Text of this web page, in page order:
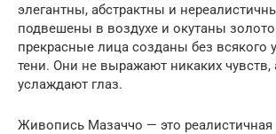
элегантны, абстрактны и
подвешены в воздухе и окутаны
прекрасные лица созданы без всякого
тени. Они не выражают никаких
услаждают глаз.
Живопись Мазаччо — это